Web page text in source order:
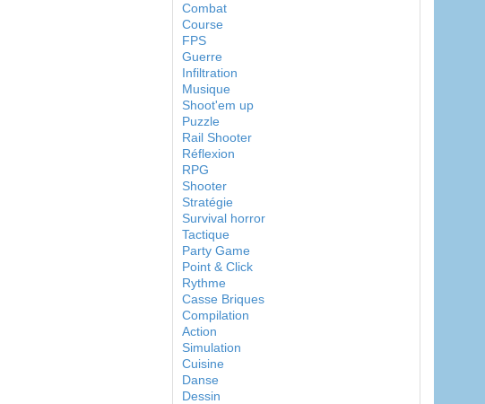
Combat
Course
FPS
Guerre
Infiltration
Musique
Shoot'em up
Puzzle
Rail Shooter
Réflexion
RPG
Shooter
Stratégie
Survival horror
Tactique
Party Game
Point & Click
Rythme
Casse Briques
Compilation
Action
Simulation
Cuisine
Danse
Dessin